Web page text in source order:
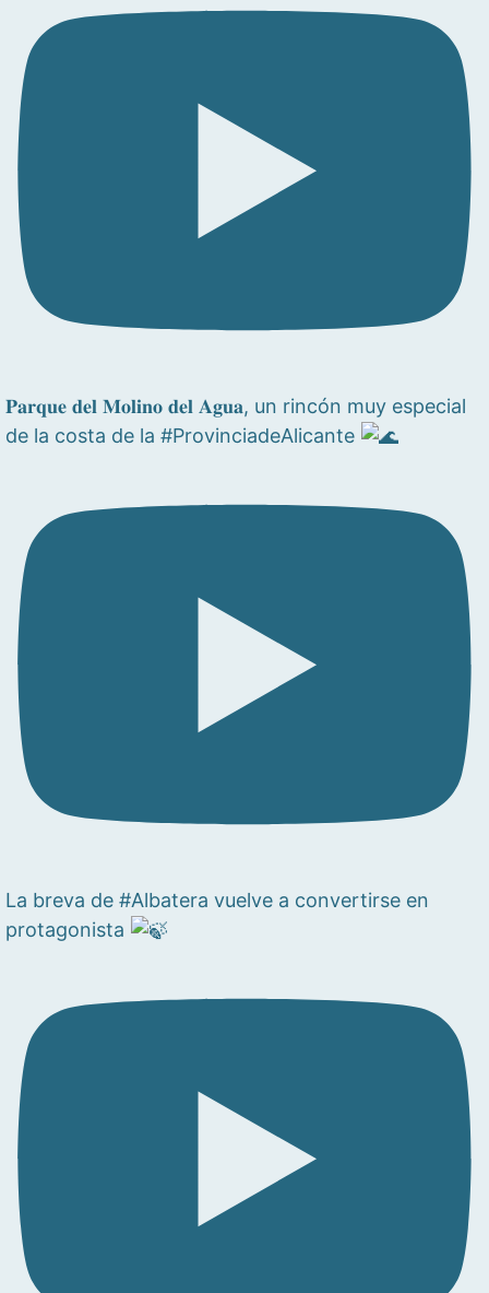
𝐏𝐚𝐫𝐪𝐮𝐞 𝐝𝐞𝐥 𝐌𝐨𝐥𝐢𝐧𝐨 𝐝𝐞𝐥 𝐀𝐠𝐮𝐚, un rincón muy especial
de la costa de la #ProvinciadeAlicante
La breva de #Albatera vuelve a convertirse en
protagonista